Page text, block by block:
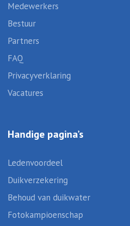
Medewerkers
Bestuur
Partners
FAQ
Privacyverklaring
Vacatures
Handige pagina’s
Ledenvoordeel
Duikverzekering
Behoud van duikwater
Fotokampioenschap